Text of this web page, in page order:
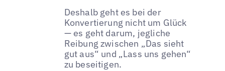
Deshalb geht es bei der
Konvertierung nicht um Glück
— es geht darum, jegliche
Reibung zwischen „Das sieht
gut aus“ und „Lass uns gehen“
zu beseitigen.